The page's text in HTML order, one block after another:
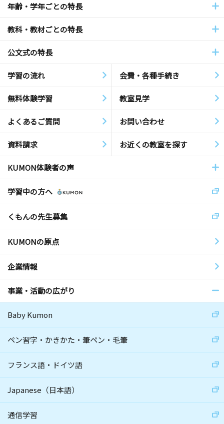
年齢・学年ごとの特長
教科・教材ごとの特長
公文式の特長
学習の流れ 会費・各種手続き
無料体験学習 教室見学
よくあるご質問 お問い合わせ
資料請求 お近くの教室を探す
KUMON体験者の声
学習中の方へ
くもんの先生募集
KUMONの原点
企業情報
事業・活動の広がり
Baby Kumon
ペン習字・かきかた・筆ペン・毛筆
フランス語・ドイツ語
Japanese（日本語）
通信学習